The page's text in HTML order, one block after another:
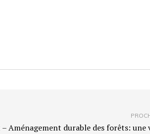
Aménagement durable des forêts: une